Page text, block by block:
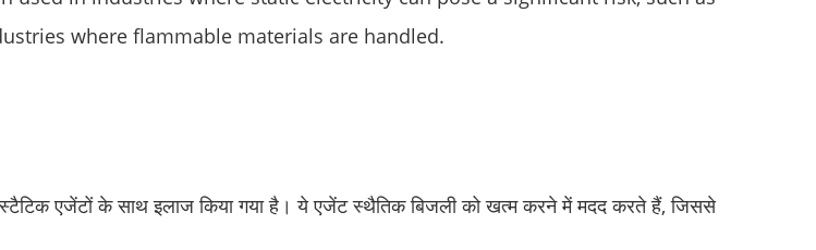
where flammable materials are handled.
एजेंटों के साथ इलाज किया गया है। ये एजेंट स्थैतिक बिजली को खत्म करने में मदद करते हैं, जिससे